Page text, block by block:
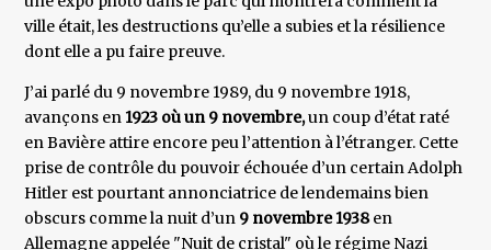
ville était, les destructions qu’elle a subies et la résilience
dont elle a pu faire preuve.
J’ai parlé du 9 novembre 1989, du 9 novembre 1918,
avançons en1923 où un 9 novembre,un coup d’état raté
en Bavière attire encore peu l’attention à l’étranger. Cette
prise de contrôle du pouvoir échouée d’un certain Adolph
Hitler est pourtant annonciatrice de lendemains bien
obscurs comme la nuit d’un 9 novembre 1938en
Allemagne appelée "Nuit de cristal" où le régime Nazi